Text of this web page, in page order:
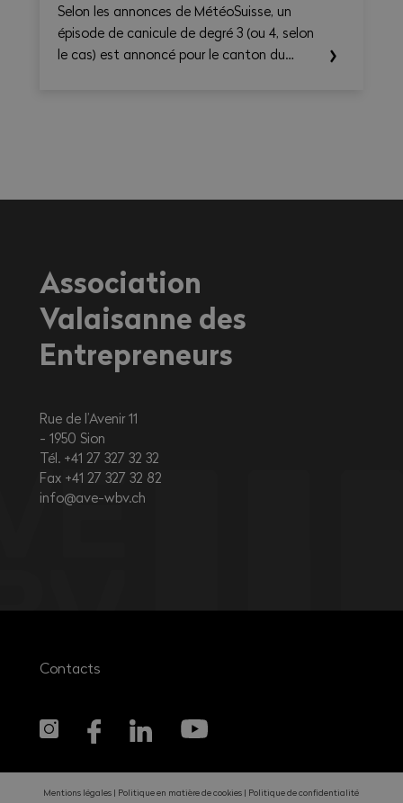
Selon les annonces de MétéoSuisse, un
épisode de canicule de degré 3 (ou 4, selon
le cas) est annoncé pour le canton du
fortement exposés à la chaleur.
Association
Valaisanne des
Entrepreneurs
Rue de l’Avenir 11
1950 Sion
Tél. +41 27 327 32 32
Fax +41 27 327 32 82
info@ave-wbv.ch
Contacts
Mentions légales Politique en matière de cookies Politique de confidentialité